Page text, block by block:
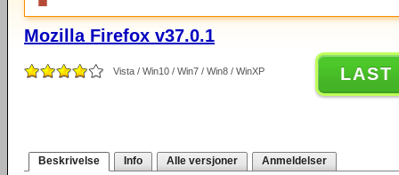
Mozilla Firefox v37.0.1
Vista / Win10 / Win7 / Win8 / WinXP LAST
Beskrivelse Info Alle versjoner Anmeldelser